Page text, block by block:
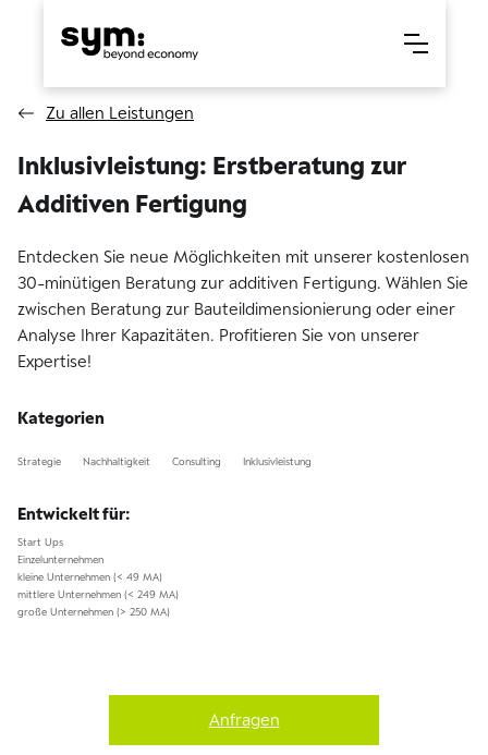
Zu allen Leistungen
Inklusivleistung: Erstberatung zur
Additiven Fertigung
Entdecken Sie neue Möglichkeiten mit unserer kostenlosen
30-minütigen Beratung zur additiven Fertigung. Wählen Sie
zwischen Beratung zur Bauteildimensionierung oder einer
Analyse Ihrer Kapazitäten. Profitieren Sie von unserer
Expertise!
Kategorien
Strategie Nachhaltigkeit Consulting Inklusivleistung
Entwickelt für:
Start Ups
Einzelunternehmen
kleine Unternehmen (< 49 MA)
mittlere Unternehmen (< 249 MA)
große Unternehmen (> 250 MA)
Anfragen